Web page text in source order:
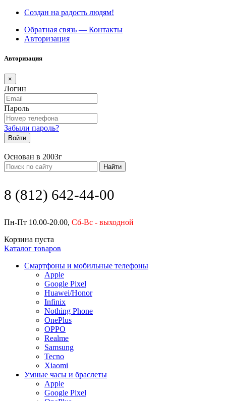
Создан на радость людям!
Обратная связь — Контакты
Авторизация
Авторизация
×
Логин
Пароль
Забыли пароль?
Войти
Основан в 2003г
Найти
8 (812) 642-44-00
Пн-Пт 10.00-20.00, Сб-Вс - выходной
Корзина пуста
Каталог товаров
Смартфоны и мобильные телефоны
Apple
Google Pixel
Huawei/Honor
Infinix
Nothing Phone
OnePlus
OPPO
Realme
Samsung
Tecno
Xiaomi
Умные часы и браслеты
Apple
Google Pixel